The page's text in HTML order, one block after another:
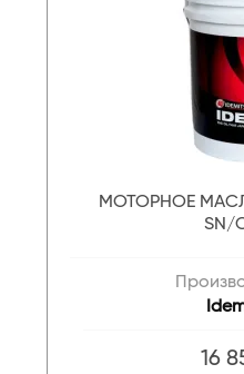
МОТОРНОЕ
SN/
16